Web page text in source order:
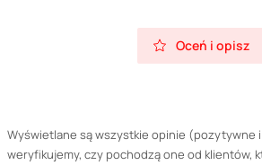
Oceń i opisz
Wyświetlane są wszystkie opinie (pozytywne
weryfikujemy, czy pochodzą one od klientów,